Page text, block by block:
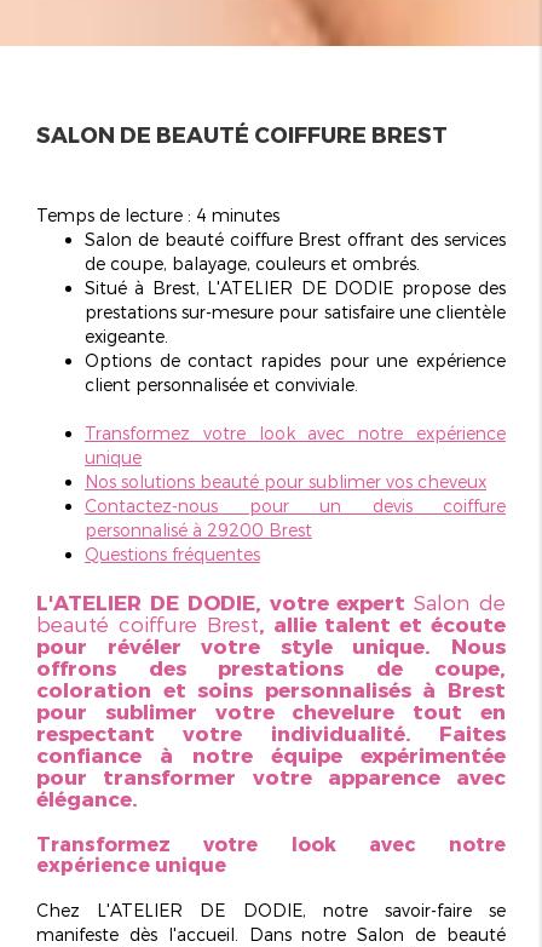
SALON DE BEAUTÉ COIFFURE BREST
Temps de lecture : 4 minutes
Salon de beauté coiffure Brest offrant des services
de coupe, balayage, couleurs et ombrés.
Situé à Brest, L'ATELIER DE DODIE propose des
prestations sur-mesure pour satisfaire une clientèle
exigeante.
Options de contact rapides pour une expérience
client personnalisée et conviviale.
Transformez votre look avec notre expérience
unique
Nos solutions beauté pour sublimer vos cheveux
Contactez-nous pour un devis coiffure
personnalisé à 29200 Brest
Questions fréquentes
L'ATELIER DE DODIE, votre expertSalon de
beauté coiffure Brest, allie talent et écoute
pour révéler votre style unique. Nous
offrons des prestations de coupe,
coloration et soins personnalisés à Brest
pour sublimer votre chevelure tout en
respectant votre individualité. Faites
confiance à notre équipe expérimentée
pour transformer votre apparence avec
élégance.
Transformez votre look avec notre
expérience unique
Chez L'ATELIER DE DODIE, notre savoir-faire se
manifeste dès l'accueil. Dans notreSalon de beauté